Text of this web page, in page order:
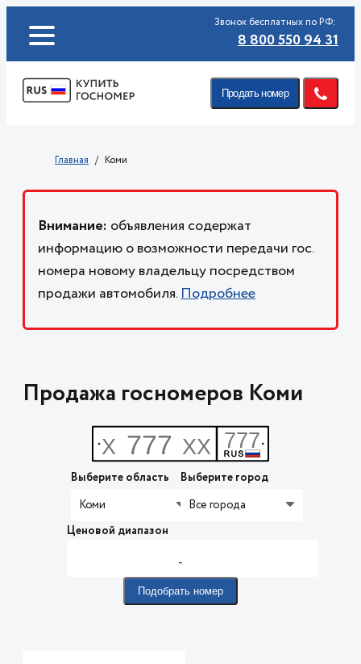
Звонок бесплатных по РФ:
8 800 550 94 31
Продать номер
Главная Коми
Внимание: объявления содержат
информацию о возможности передачи гос.
номера новому владельцу посредством
продажи автомобиля.Подробнее
Продажа госномеров Коми
Выберите область
Коми
Выберите город
Все города
Ценовой диапазон
-
Подобрать номер